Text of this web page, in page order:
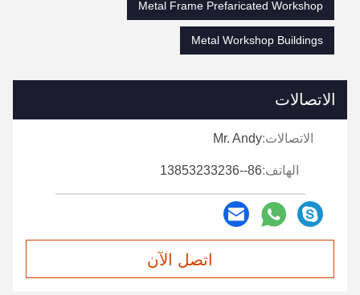
Metal Frame Prefaricated Workshop
Metal Workshop Buildings
الاتصالات
الاتصالات:Mr. Andy
الهاتف:86--13853233236
اتصل الآن